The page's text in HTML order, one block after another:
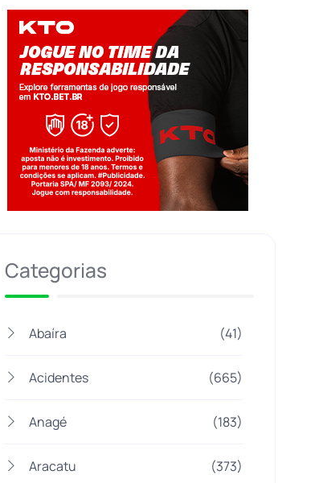
Categorias
Abaíra (41)
Acidentes (665)
Anagé (183)
Aracatu (373)